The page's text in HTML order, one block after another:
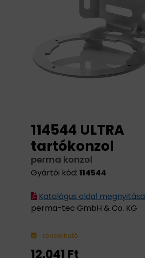
114544 ULTRA
tartókonzol
perma konzol
Gyártói kód: 114544
Katalógus oldal megnyitása
perma-tec GmbH & Co. KG
rendelhető
12.041 Ft